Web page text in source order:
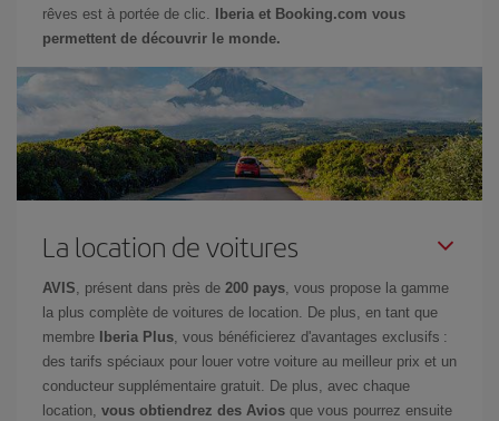
rêves est à portée de clic.
Iberia et Booking.com vous
permettent de découvrir le monde.
La location de voitures
AVIS , présent dans près de 200 pays , vous propose la gamme
la plus complète de voitures de location. De plus, en tant que
membre
Iberia Plus , vous bénéficierez d'avantages exclusifs :
des tarifs spéciaux pour louer votre voiture au meilleur prix et un
conducteur supplémentaire gratuit. De plus, avec chaque
location, vous obtiendrez des Avios que vous pourrez ensuite